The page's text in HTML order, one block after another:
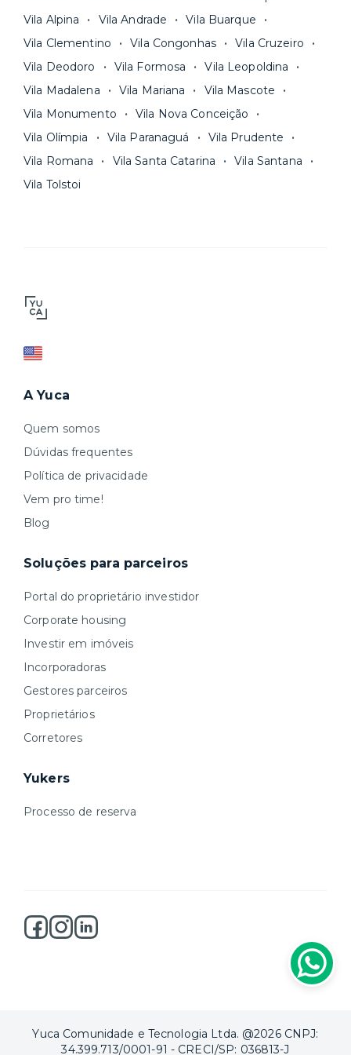
Vila Alpina
Vila Andrade
Vila Buarque
Vila Clementino
Vila Congonhas
Vila Cruzeiro
Vila Deodoro
Vila Formosa
Vila Leopoldina
Vila Madalena
Vila Mariana
Vila Mascote
Vila Monumento
Vila Nova Conceição
Vila Olímpia
Vila Paranaguá
Vila Prudente
Vila Romana
Vila Santa Catarina
Vila Santana
Vila Tolstoi
A Yuca
Quem somos
Dúvidas frequentes
Política de privacidade
Vem pro time!
Blog
Soluções para parceiros
Portal do proprietário investidor
Corporate housing
Investir em imóveis
Incorporadoras
Gestores parceiros
Proprietários
Corretores
Yukers
Processo de reserva
Yuca Comunidade e Tecnologia Ltda. @2026 CNPJ:
34.399.713/0001-91 - CRECI/SP: 036813-J